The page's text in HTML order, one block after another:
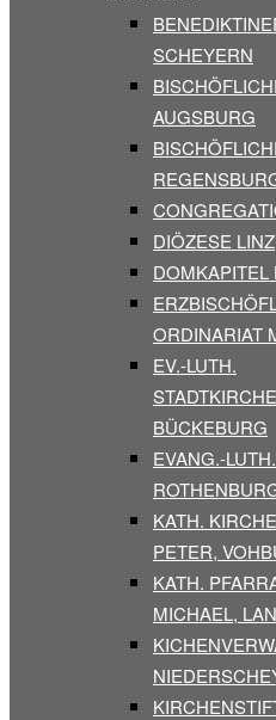
SCHEYERN
AUGSBURG
DIÖZESE LINZ
DOMKAPITEL
ORDINARIAT
EV.-LUTH.
BÜCKEBURG
EVANG.-
KATH.
PETER,
KATH.
MICHAEL,